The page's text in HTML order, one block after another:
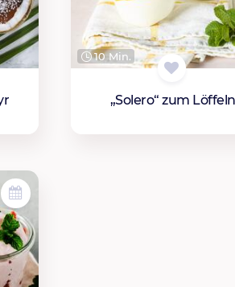
10 Min.
„Solero“ zum Löffeln